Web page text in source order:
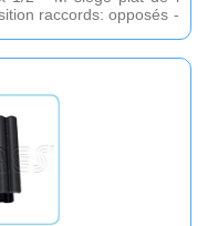
raccords: opposés -